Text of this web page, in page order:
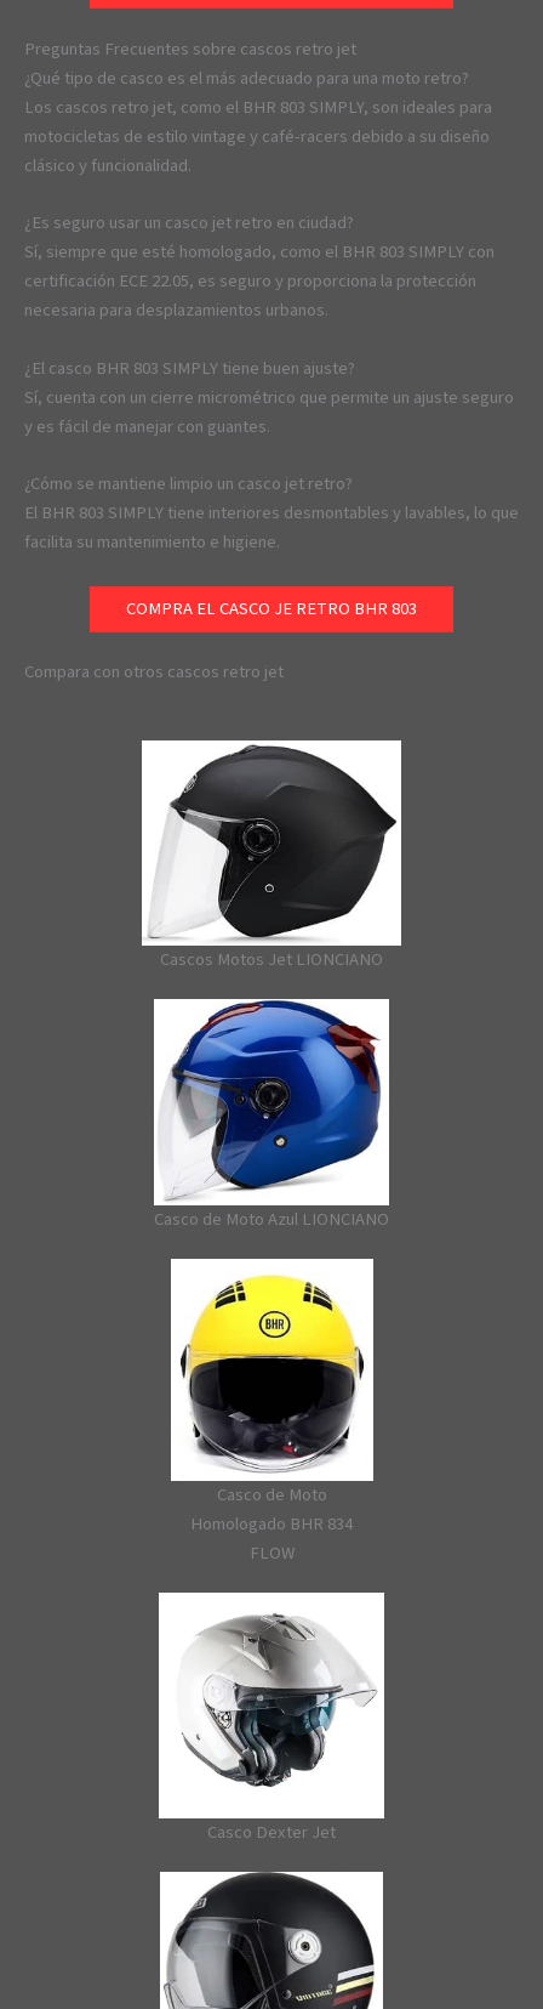
Preguntas Frecuentes sobre cascos retro jet
¿Qué tipo de casco es el más adecuado para una moto retro?
Los cascos retro jet, como el BHR 803 SIMPLY, son ideales para
motocicletas de estilo vintage y café-racers debido a su diseño
clásico y funcionalidad.
¿Es seguro usar un casco jet retro en ciudad?
Sí, siempre que esté homologado, como el BHR 803 SIMPLY con
certificación ECE 22.05, es seguro y proporciona la protección
necesaria para desplazamientos urbanos.
¿El casco BHR 803 SIMPLY tiene buen ajuste?
Sí, cuenta con un cierre micrométrico que permite un ajuste seguro
y es fácil de manejar con guantes.
¿Cómo se mantiene limpio un casco jet retro?
El BHR 803 SIMPLY tiene interiores desmontables y lavables, lo que
facilita su mantenimiento e higiene.
COMPRA EL CASCO JE RETRO BHR 803
Compara con otros cascos retro jet
Cascos Motos Jet LIONCIANO
Casco de Moto Azul LIONCIANO
Casco de Moto
Homologado BHR 834
FLOW
Casco Dexter Jet